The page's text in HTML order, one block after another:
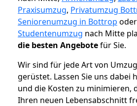
Praxisumzug, Privatumzug
Seniorenumzug in Bottrop oder
Studentenumzug nach Mitte
die besten Angebotefür Sie.
Wir sind für jede Art von
gerüstet. Lassen Sie uns dabei
und die Kosten zu minimieren,
Ihren neuen Lebensabschnitt